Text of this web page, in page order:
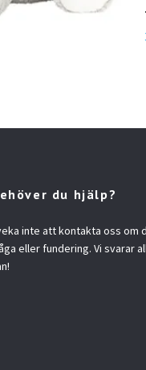
du hjälp?
inte att kontakta oss om
eller fundering. Vi svarar